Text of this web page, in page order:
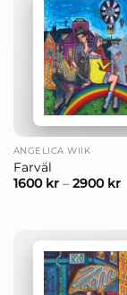
ANGELICA WIIK
Farväl
1600 kr– 2900 kr